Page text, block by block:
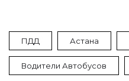
ПДД Астана
Водители Автобусов